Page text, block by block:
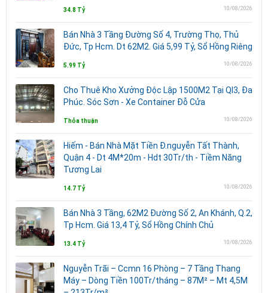
34.8 Tỷ 10/08/2026
Bán Nhà 3 Tầng Đường Số 4, Trường Thọ, Thủ
Đức, Tp Hcm. Dt 62M2. Giá 5,99 Tỷ, Sổ Hồng Riêng
5.99 Tỷ 10/08/2026
Cho Thuê Kho Xưởng Độc Lập 1500M2 Tại Ql3, Đa
Phúc. Sóc Sơn - Xe Container Đỗ Cửa
Thỏa thuận 10/08/2026
Hiếm - Bán Nhà Mặt Tiền Đ.nguyễn Tất Thành,
Quận 4 - Dt 4M*20m - Hdt 30Tr/th - Tiềm Năng
Tương Lai
14.7 Tỷ 10/08/2026
Bán Nhà 3 Tầng, 62M2 Đường Số 2, An Khánh, Q.2,
Tp Hcm. Giá 13,4 Tỷ, Sổ Hồng Chính Chủ
13.4 Tỷ 10/08/2026
Nguyễn Trãi – Ccmn 16 Phòng – 7 Tầng Thang
Máy – Dòng Tiền 100Tr/tháng – 87M² – Mt 4,5M